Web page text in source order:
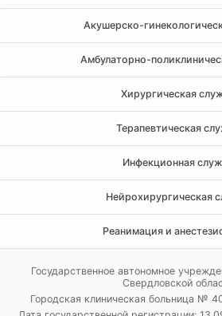
Акушерско-
Амбулаторно-
Хирургическая
Терапевтическая
Инфекционная
Нейрохирургическая
Реанимация и
Государственное автономное
Свердловской
Городская клиническая больница №